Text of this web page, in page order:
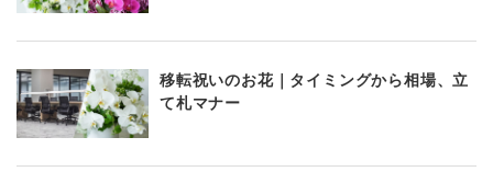
移転祝いのお花｜タイミングから相場、立
て札マナー